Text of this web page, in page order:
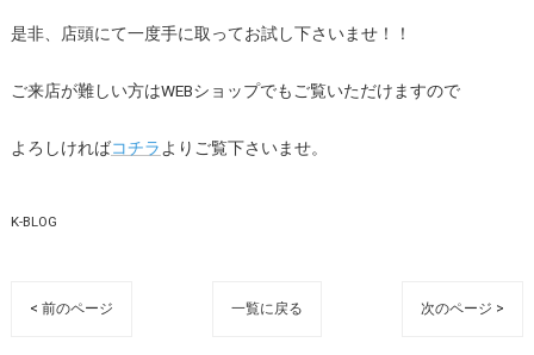
是非、店頭にて一度手に取ってお試し下さいませ！！
ご来店が難しい方はWEBショップでもご覧いただけますので
よろしければコチラ よりご覧下さいませ。
K-BLOG
< 前のページ 一覧に戻る 次のページ >